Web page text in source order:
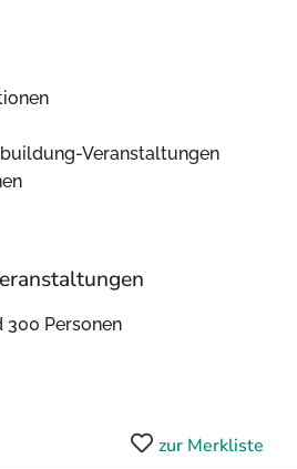
Veranstaltungen
300 Personen
zur Merkliste